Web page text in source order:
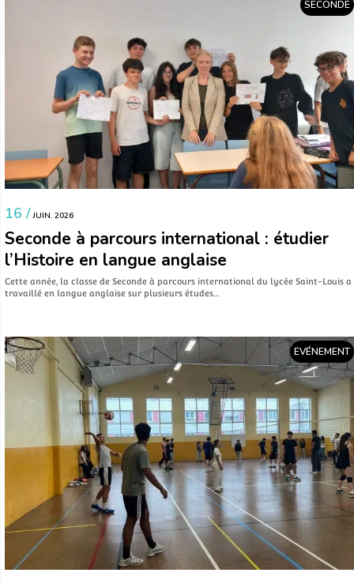
SECONDE
16 / JUIN. 2026
Seconde à parcours international : étudier
l’Histoire en langue anglaise
Cette année, la classe de Seconde à parcours international du lycée Saint-Louis a
travaillé en langue anglaise sur plusieurs études…
EVÉNEMENT